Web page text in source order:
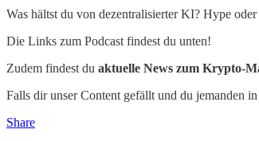
Was hältst du von dezentralisierter KI? Hype oder
Die Links zum Podcast findest du unten!
Zudem findest du aktuelle News zum Krypto-
Falls dir unser Content gefällt und du jemanden
Share